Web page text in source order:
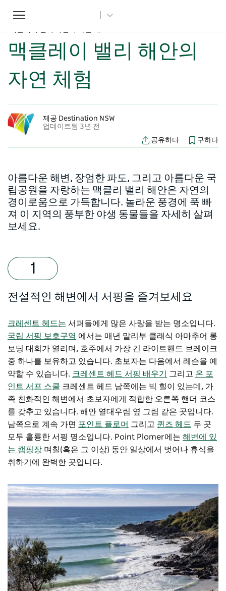
Toggle
navigation
집
뉴사우스웨일즈주 기사
맥클레이 밸리 해안의
자연 체험
제공 Destination NSW
업데이트됨 3년 전
공유하다
구하다
아름다운 해변, 장엄한 파도, 그리고 아름다운 국
립공원을 자랑하는 맥클리 밸리 해안은 자연의
경이로움으로 가득합니다. 놀라운 풍경에 푹 빠
져 이 지역의 풍부한 야생 동물들을 자세히 살펴
보세요.
전설적인 해변에서 서핑을 즐겨보세요
크레센트 헤드는 서퍼들에게 많은 사랑을 받는 명소입니다.
국립 서핑 보호구역 에서는 매년 말리부 클래식 아마추어 롱
보딩 대회가 열리며, 호주에서 가장 긴 라이트핸드 브레이크
중 하나를 보유하고 있습니다. 초보자는 다음에서 레슨을 예
약할 수 있습니다. 크레센트 헤드 서핑 배우기 그리고 온 포
인트 서프 스쿨 크레센트 헤드 남쪽에는 빅 힐이 있는데, 가
족 친화적인 해변에서 초보자에게 적합한 오른쪽 핸더 코스
를 갖추고 있습니다. 해안 열대우림 옆 그림 같은 곳입니다.
남쪽으로 계속 가면 포인트 플로머 그리고 퀸즈 헤드 두 곳
모두 훌륭한 서핑 명소입니다. Point Plomer에는 해변에 있
는 캠핑장 며칠(혹은 그 이상) 동안 일상에서 벗어나 휴식을
취하기에 완벽한 곳입니다.